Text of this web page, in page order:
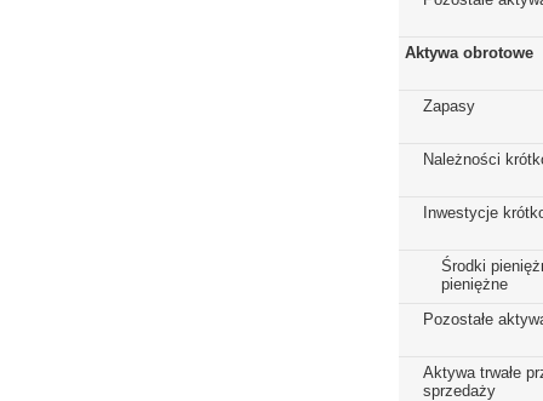
Aktywa obrotowe
Zapasy
Należności
Inwestycje
Środki
pieniężne
Pozostałe
Aktywa trwałe
sprzedaży